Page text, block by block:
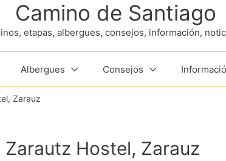
Camino de Santiago
etapas, albergues, consejos, información,
Albergues Consejos
Zarauz
Hostel, Zarauz